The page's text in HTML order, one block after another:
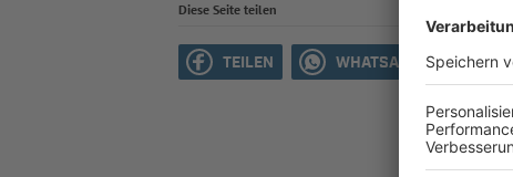
Diese Seite teilen
TEILEN WHATSAPP